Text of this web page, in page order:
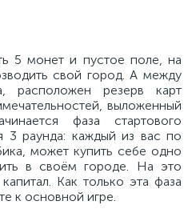
5 монет и пустое поле, на
свой город. А между
расположен резерв карт
выложенный
фаза стартового
3 раунда: каждый из вас по
может купить себе одно
в своём городе. На это
Как только эта фаза
к основной игре.